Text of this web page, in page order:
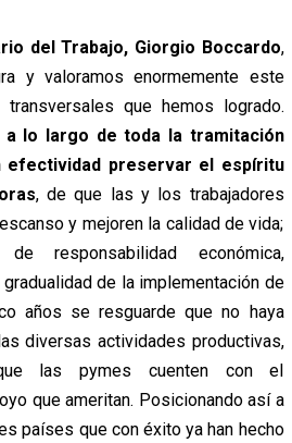
del Trabajo, Giorgio Boccardo,
y valoramos enormemente este
que hemos logrado.
a lo largo de toda la tramitación
efectividad preservar el espíritu
, de que las y los trabajadores
y mejoren la calidad de vida;
responsabilidad económica,
de la implementación de
años se resguarde que no haya
diversas actividades productivas,
las pymes cuenten con el
que ameritan. Posicionando así a
países que con éxito ya han hecho